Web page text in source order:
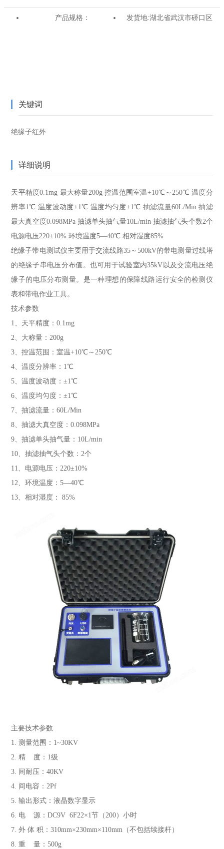
产品规格： 发货地:湖北省武汉市硚口区
关键词
绝缘子红外
详细说明
天平精度0.1mg 最大称量200g 控温范围室温+10℃～250℃ 温度分
辨率1℃ 温度波动度±1℃ 温度均匀度±1℃ 抽滤流量60L/Min 抽滤
最大真空度0.098MPa 抽滤单头抽气量10L/min 抽滤抽气头个数2个
电源电压220±10% 环境温度5—40℃ 相对湿度85%
绝缘子带电测试仪主要用于交流线路35～500kV的带电测量过线塔
的绝缘子串电压分布值。也可用于试验室内35kV以及交流电压绝
缘子的电压分布测量。是一种理想的保障线路运行安全的检测仪
表和带电作业工具。
技术参数
1、天平精度：0.1mg
2、大称量：200g
3、控温范围：室温+10℃～250℃
4、温度分辨率：1℃
5、温度波动度：±1℃
6、温度均匀度：±1℃
7、抽滤流量：60L/Min
8、抽滤大真空度：0.098MPa
9、抽滤单头抽气量：10L/min
10、抽滤抽气头个数：2个
11、电源电压：220±10%
12、环境温度：5—40℃
13、相对湿度： 85%
主要技术参数
1. 测量范围：1~30KV
2. 精 度：1级
3. 间耐压：40KV
4. 间电容：2Pf
5. 输出形式：液晶数字显示
6. 电 源：DC9V 6F22×1节（200）小时
7. 外 体 积：310mm×230mm×110mm（不包括续接杆）
8. 重 量：500g